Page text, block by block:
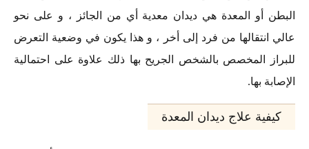
البطن أو المعدة هي ديدان معدية أي من الجائز ، و على نحو
عالي انتقالها من فرد إلى أخر ، و هذا يكون في وضعية التعرض
للبراز المخصص بالشخص الجريح بها ذلك علاوة على احتمالية
الإصابة بها.
كيفية علاج ديدان المعدة